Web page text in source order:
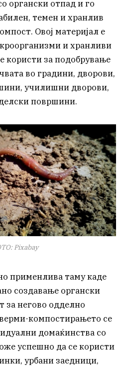
органски отпад и го
темен и хранлив
Овој материјал е
и хранливи
користи за подобрување
во градини, дворови,
училишни дворови,
површини.
Pixabay
применлива таму каде
создавање органски
за негово одделно
компостирањето се
домаќинства со
успешно да се користи
урбани заедници,